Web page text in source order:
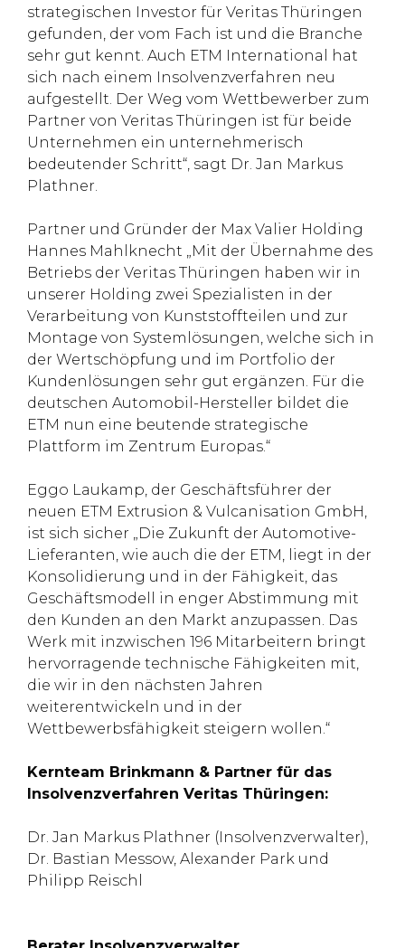
strategischen Investor für Veritas Thüringen
gefunden, der vom Fach ist und die Branche
sehr gut kennt. Auch ETM International hat
sich nach einem Insolvenzverfahren neu
aufgestellt. Der Weg vom Wettbewerber zum
Partner von Veritas Thüringen ist für beide
Unternehmen ein unternehmerisch
bedeutender Schritt“, sagt Dr. Jan Markus
Plathner.
Partner und Gründer der Max Valier Holding
Hannes Mahlknecht „Mit der Übernahme des
Betriebs der Veritas Thüringen haben wir in
unserer Holding zwei Spezialisten in der
Verarbeitung von Kunststoffteilen und zur
Montage von Systemlösungen, welche sich in
der Wertschöpfung und im Portfolio der
Kundenlösungen sehr gut ergänzen. Für die
deutschen Automobil-Hersteller bildet die
ETM nun eine beutende strategische
Plattform im Zentrum Europas.“
Eggo Laukamp, der Geschäftsführer der
neuen ETM Extrusion & Vulcanisation GmbH,
ist sich sicher „Die Zukunft der Automotive-
Lieferanten, wie auch die der ETM, liegt in der
Konsolidierung und in der Fähigkeit, das
Geschäftsmodell in enger Abstimmung mit
den Kunden an den Markt anzupassen. Das
Werk mit inzwischen 196 Mitarbeitern bringt
hervorragende technische Fähigkeiten mit,
die wir in den nächsten Jahren
weiterentwickeln und in der
Wettbewerbsfähigkeit steigern wollen.“
Kernteam Brinkmann & Partner für das
Insolvenzverfahren Veritas Thüringen:
Dr. Jan Markus Plathner (Insolvenzverwalter),
Dr. Bastian Messow, Alexander Park und
Philipp Reischl